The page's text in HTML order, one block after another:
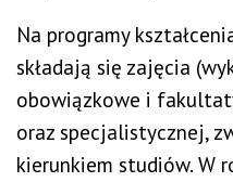
Na programy
składają się zajęcia
obowiązkowe i
oraz specjalistycznej,
kierunkiem studiów. W